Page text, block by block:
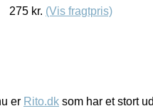
275 kr. (Vis fragtpris)
er Rito.dk som har et stort